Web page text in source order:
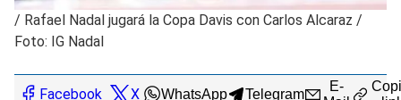
/ Rafael Nadal jugará la Copa Davis con Carlos Alcaraz /
Foto: IG Nadal
Facebook X WhatsApp Telegram
E-